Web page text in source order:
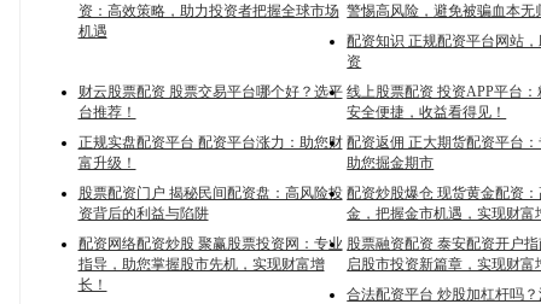
资：高效策略，助力投资者把握全球市场
机遇
警惕高风险，避免被骗血本无
配资知识 正规配资平台网站
资
财云股票配资 股票交易平台哪个好？选平
台推荐！
线上股票配资 投资APP平台
安全便捷，收益看得见！
正规实盘配资平台 配资平台涨力：助您财
富升级！
配资返佣 正大期货配资平台
助您掘金期市
股票配资门户 揭秘民间配资盘：高风险投
资背后的利益与陷阱
配资炒股爆仓 现货黄金配资
金，把握金市机遇，实现财富
配资网络配资炒股 聚赢股票投资网：专业
指导，助您掌握股市先机，实现财富增
长！
股票融资配资 泰安配资开户
启股市投资新篇章，实现财富
合法配资平台 炒股加杠杆吗